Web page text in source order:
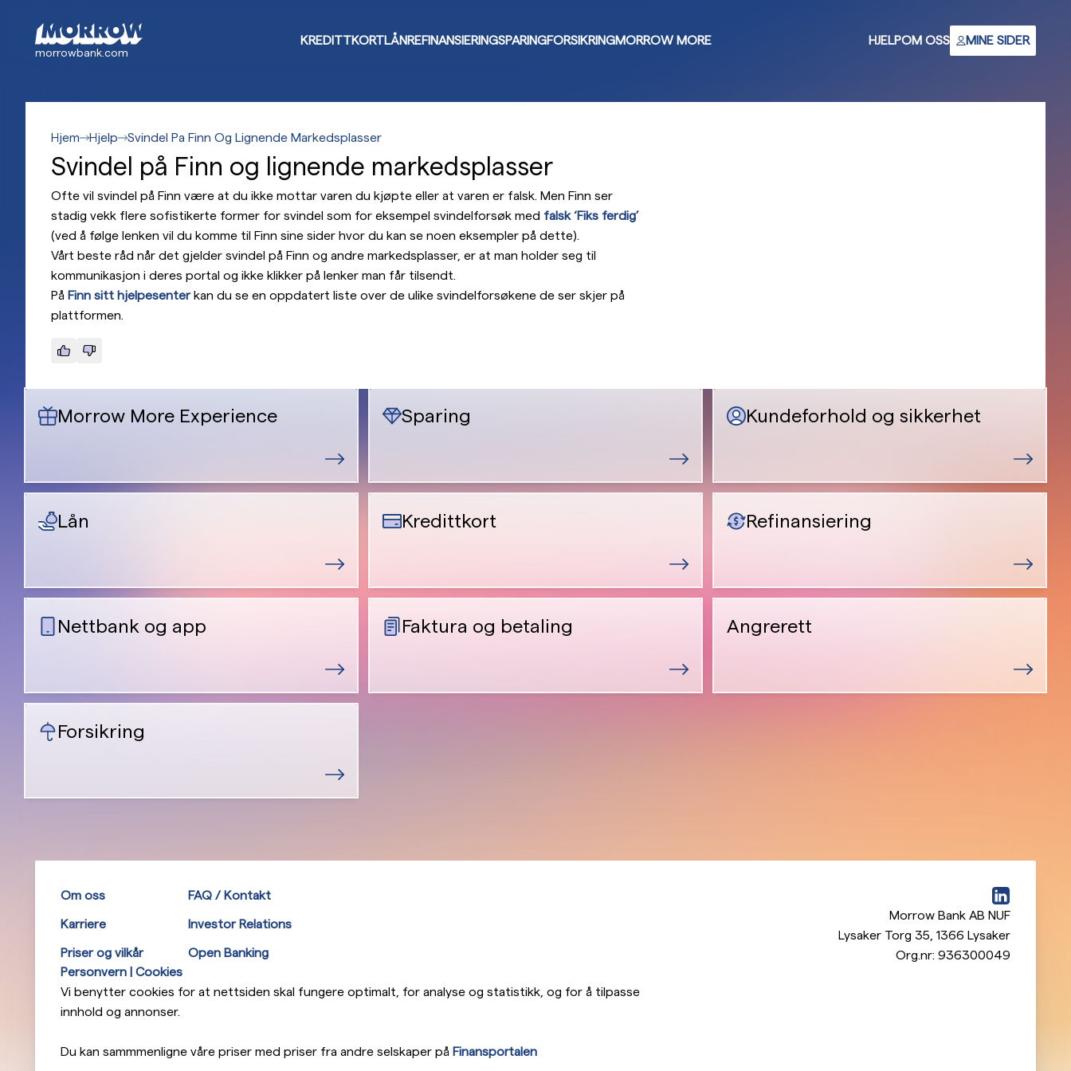
hovedinnhold
morrowbank.com
KREDITTKORTLÅNREFINANSIERINGSPARINGFORSIKRINGMORROW MORE HJELPOM OSS MINE SIDER
Hjem Hjelp Svindel Pa Finn Og Lignende Markedsplasser
Svindel på Finn og lignende markedsplasser
Ofte vil svindel på Finn være at du ikke mottar varen du kjøpte eller at varen er falsk. Men Finn ser
stadig vekk flere sofistikerte former for svindel som for eksempel svindelforsøk med falsk ‘Fiks ferdig’
(ved å følge lenken vil du komme til Finn sine sider hvor du kan se noen eksempler på dette).
Vårt beste råd når det gjelder svindel på Finn og andre markedsplasser, er at man holder seg til
kommunikasjon i deres portal og ikke klikker på lenker man får tilsendt.
På Finn sitt hjelpesenterkan du se en oppdatert liste over de ulike svindelforsøkene de ser skjer på
plattformen.
Morrow More Experience Sparing Kundeforhold og sikkerhet
Lån Kredittkort Refinansiering
Nettbank og app Faktura og betaling Angrerett
Forsikring
Om oss FAQ / Kontakt
Karriere Investor Relations
Priser og vilkår
Open Banking
Personvern | Cookies
Vi benytter cookies for at nettsiden skal fungere optimalt, for analyse og statistikk, og for å tilpasse
innhold og annonser.
Du kan sammmenligne våre priser med priser fra andre selskaper på Finansportalen
Morrow Bank AB NUF
Lysaker Torg 35 1366 Lysaker
Org.nr: 936300049